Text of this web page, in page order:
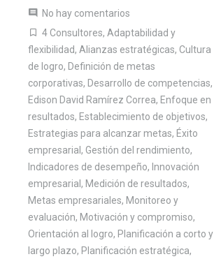
No hay comentarios
4 Consultores, Adaptabilidad y
flexibilidad, Alianzas estratégicas, Cultura
de logro, Definición de metas
corporativas, Desarrollo de competencias,
Edison David Ramírez Correa, Enfoque en
resultados, Establecimiento de objetivos,
Estrategias para alcanzar metas, Éxito
empresarial , Gestión del rendimiento,
Indicadores de desempeño, Innovación
empresarial , Medición de resultados,
Metas empresariales, Monitoreo y
evaluación, Motivación y compromiso,
Orientación al logro, Planificación a corto y
largo plazo, Planificación estratégica,